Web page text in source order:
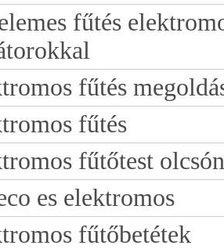
fűtés
fűtés
fűtés
fűtőtest olcsón
es elektromos
fűtőbetétek